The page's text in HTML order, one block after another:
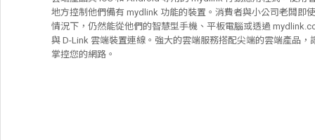
地方控制他們備有 mydlink 功能的裝置。消費者與小公司老闆即
情況下，仍然能從他們的智慧型手機、平板電腦或透過
與 D-Link 雲端裝置連線。強大的雲端服務搭配尖端的雲端產品，
掌控您的網路。